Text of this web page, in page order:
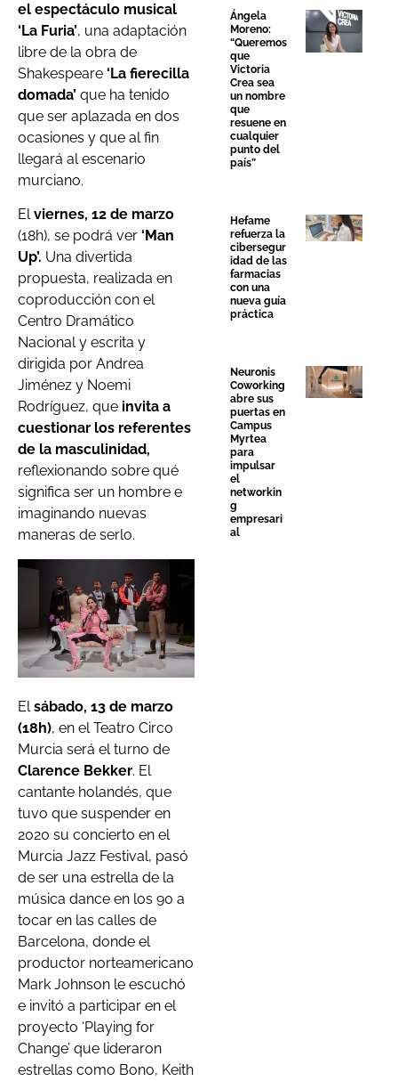
el espectáculo musical
‘La Furia’, una adaptación
libre de la obra de
Shakespeare ‘La fierecilla
domada’ que ha tenido
que ser aplazada en dos
ocasiones y que al fin
llegará al escenario
murciano.
Elviernes, 12 de marzo
(18h), se podrá ver ‘Man
Up’. Una divertida
propuesta, realizada en
coproducción con el
Centro Dramático
Nacional y escrita y
dirigida por Andrea
Jiménez y Noemi
Rodríguez, que invita a
cuestionar los referentes
de la masculinidad,
reflexionando sobre qué
significa ser un hombre e
imaginando nuevas
maneras de serlo.
Elsábado, 13 de marzo
(18h), en el Teatro Circo
Murcia será el turno de
Clarence Bekker. El
cantante holandés, que
tuvo que suspender en
2020 su concierto en el
Murcia Jazz Festival, pasó
de ser una estrella de la
música dance en los 90 a
tocar en las calles de
Barcelona, donde el
productor norteamericano
Mark Johnson le escuchó
e invitó a participar en el
proyecto ‘Playing for
Change’ que lideraron
estrellas como Bono, Keith
Ángela
Moreno:
“Queremos
que
Victoria
Crea sea
un nombre
que
resuene en
cualquier
punto del
país”
Hefame
refuerza la
cibersegur
idad de las
farmacias
con una
nueva guía
práctica
Neuronis
Coworking
abre sus
puertas en
Campus
Myrtea
para
impulsar
el
networkin
g
empresari
al